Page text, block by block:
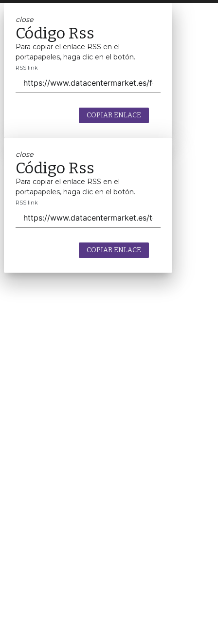
close
Código Rss
Para copiar el enlace RSS en el
portapapeles, haga clic en el botón.
RSS link
COPIAR ENLACE
close
Código Rss
Para copiar el enlace RSS en el
portapapeles, haga clic en el botón.
RSS link
COPIAR ENLACE